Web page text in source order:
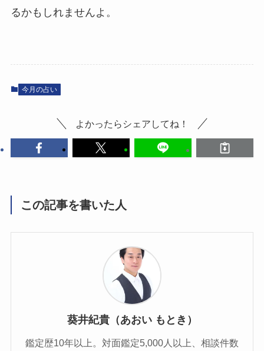
るかもしれませんよ。
今月の占い
よかったらシェアしてね！
この記事を書いた人
葵井紀貴（あおい もとき）
鑑定歴10年以上。対面鑑定5,000人以上、相談件数